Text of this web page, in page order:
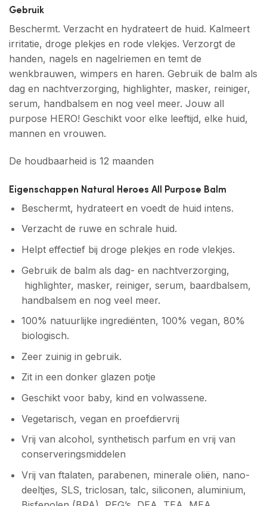
Gebruik
Beschermt. Verzacht en hydrateert de huid. Kalmeert
irritatie, droge plekjes en rode vlekjes. Verzorgt de
handen, nagels en nagelriemen en temt de
wenkbrauwen, wimpers en haren. Gebruik de balm als
dag en nachtverzorging, highlighter, masker, reiniger,
serum, handbalsem en nog veel meer. Jouw all
purpose HERO! Geschikt voor elke leeftijd, elke huid,
mannen en vrouwen.
De houdbaarheid is 12 maanden
Eigenschappen Natural Heroes All Purpose Balm
Beschermt, hydrateert en voedt de huid intens.
Verzacht de ruwe en schrale huid.
Helpt effectief bij droge plekjes en rode vlekjes.
Gebruik de balm als dag- en nachtverzorging,
highlighter, masker, reiniger, serum, baardbalsem,
handbalsem en nog veel meer.
100% natuurlijke ingrediënten, 100% vegan, 80%
biologisch.
Zeer zuinig in gebruik.
Zit in een donker glazen potje
Geschikt voor baby, kind en volwassene.
Vegetarisch, vegan en proefdiervrij
Vrij van alcohol, synthetisch parfum en vrij van
conserveringsmiddelen
Vrij van ftalaten, parabenen, minerale oliën, nano-
deeltjes, SLS, triclosan, talc, siliconen, aluminium,